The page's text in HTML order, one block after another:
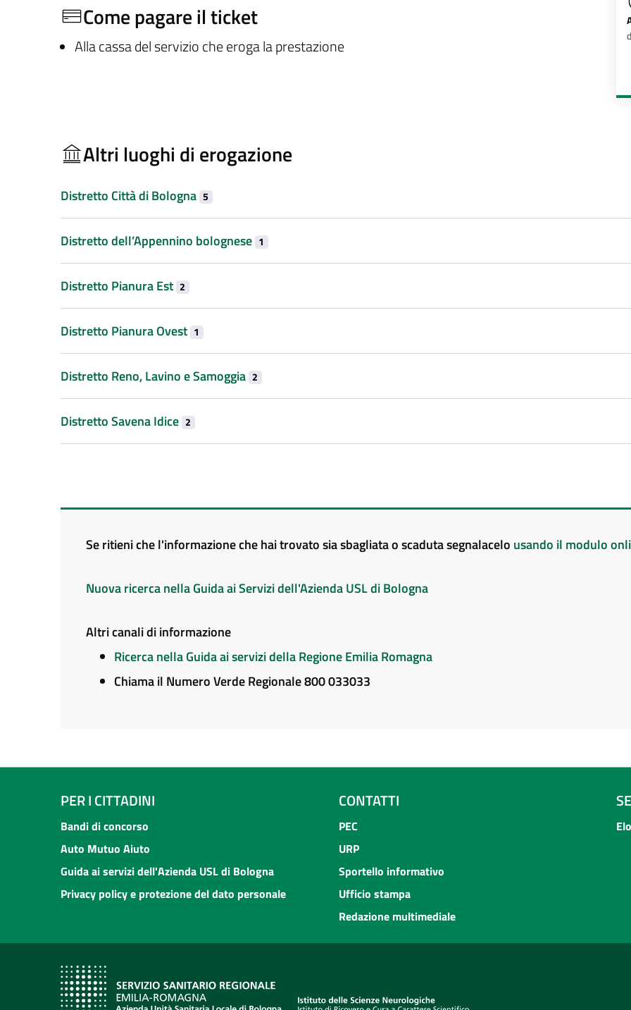
Come pagare il ticket
Alla cassa del servizio che eroga la prestazione
Altri luoghi di erogazione
Distretto Città di Bologna 5
Distretto dell’Appennino bolognese 1
Distretto Pianura Est 2
Distretto Pianura Ovest 1
Distretto Reno, Lavino e Samoggia 2
Distretto Savena Idice 2
Se ritieni che l'informazione che hai trovato sia sbagliata o scaduta segnalacelo usando il modulo
Nuova ricerca nella Guida ai Servizi dell'Azienda USL di Bologna
Altri canali di informazione
Ricerca nella Guida ai servizi della Regione Emilia Romagna
Chiama il Numero Verde Regionale 800 033033
PER I CITTADINI
Bandi di concorso
Auto Mutuo Aiuto
Guida ai servizi dell'Azienda USL di Bologna
Privacy policy e protezione del dato personale
CONTATTI
PEC
URP
Sportello informativo
Ufficio stampa
Redazione multimediale